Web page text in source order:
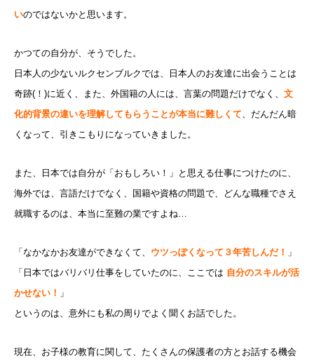
いのではないかと思います。
かつての自分が、そうでした。
日本人の少ないルクセンブルクでは、日本人のお友達に出会うことは
奇跡(！)に近く、また、外国籍の人には、言葉の問題だけでなく、 文
化的背景の違いを理解してもらうことが本当に難しくて 、だんだん暗
くなって、引きこもりになっていきました。
また、日本では自分が「おもしろい！」と思える仕事につけたのに、
海外では、言語だけでなく、国籍や資格の問題で、どんな職種でさえ
就職するのは、本当に至難の業ですよね…
「なかなかお友達ができなくて、 ウツっぽくなって３年苦しんだ！ 」
「日本ではバリバリ仕事をしていたのに、ここでは 自分のスキルが活
かせない！ 」
というのは、意外にも私の周りでよく聞くお話でした。
現在、お子様の教育に関して、たくさんの保護者の方とお話する機会